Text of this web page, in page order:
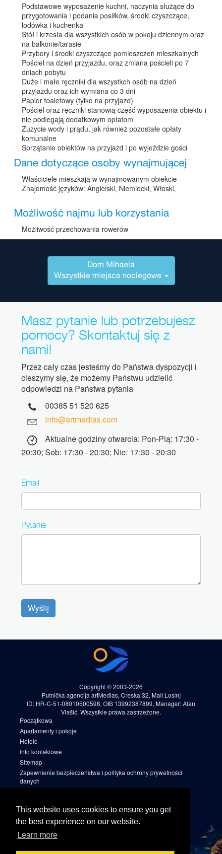
This website uses cookies to ensure you get
the best experience on our website.
Learn more
Podstawowe wyposażenie kuchni, naczynia służące do
przygotowania i podania posiłków, środki czyszczące,
lodówka i kuchenka
Stół i krzesła dla wszystkich osób w pokoju dziennym oraz
na balkonie/tarasie
Przybory i środki czyszczące pomieszczeń mieszkalnych
Pościel na dzień przyjazdu, oraz zmiana pościeli po 7
dniach pobytu
Duże i małe ręczniki dla wszystkch osób na dzień
przyjazdu oraz ich wymiana co 3 dni
Papier toaletowy (tylko na przyjazd)
Pościel oraz ręczniki stanowią część wyposażenia obiektu i
nie podlegają dodatkowym opłatom
Zużycie wody i prądu, jak również pozostałe opłaty
komunalne
Sprzątanie obiektów na przyjazd i po wyjeździe gości
Dane dotyczące osoby wynajmującej
Właściciele mieszkają w wynajmowanym obiekcie
Znajomość języków: Angielski, Niemiecki, Włoski,
Możliwość najmu lub korzystania
Możliwość przechowania rowerów
Dom Mihaela
Wszystkie miejsca noclegowe
Masz pytanie lub potrzebujesz
pomocy? Skontaktuj się z
nami!
Przez cały czas jesteśmy do Państwa dyspozycji i
cieszymy się, że możemy Państwu udzielić
odpowiedzi na Państwa pytania
00385 51 520 625
info@artmedias.com
Aktualne godziny otwarcia: Pon-Pią: 17:30 -
20:30; Sob: 17:30 - 20:30; Nie: 17:30 - 20:30
Email
Pytanie
Wyślij
Copyright © 2003-2026
Putnička agencija artMedias, Creska 32, Mali Losinj
ID: HR-C-51-08010500598, OIB 13992387899, Manager: Alan
Vlašić. Wszystkie prawa zastrzeżone.
Początkowa
Apartamenty i pokoje
Hotele
Info kontaktowe
Sitemap
Zapewnienie bezpieczeństwa i polityka ochrony prywatności
danych
Sitemap 2
Facebook
Instagram